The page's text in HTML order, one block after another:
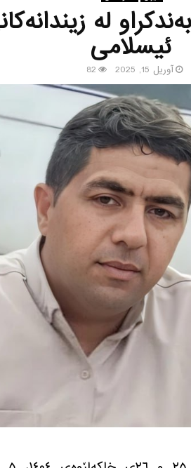
سێداره‌دانی ٥ به‌ندكراو له‌
ئیسلامی
آوریل 15, 2025 82